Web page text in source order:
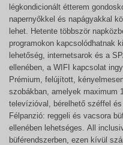
légkondicionált étterem
napernyőkkel és napágyakkal
lehet. Hetente többször
programokon kapcsolódhatnak
lehetőség, internetsarok és a
ellenében, a WIFI kapcsolat ingyenesen
Prémium, felújított,
szobákban, amelyek maximum
televízióval, bérelhető széffel és
Félpanzió: reggeli és vacsora
ellenében lehetséges. All
büférendszerben, ezen kívül